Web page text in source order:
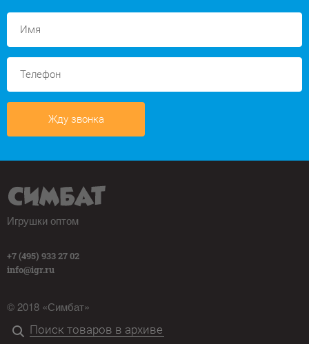
Жду звонка
Игрушки оптом
+7 (495) 933 27 02
info@igr.ru
© 2018 «Симбат»